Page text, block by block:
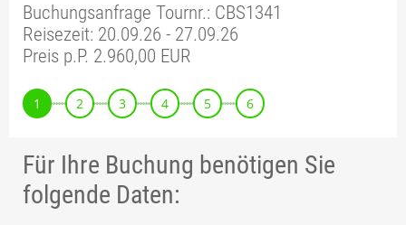
Buchungsanfrage Tournr.: CBS1341
Reisezeit: 20.09.26 - 27.09.26
Preis p.P. 2.960,00 EUR
1 2 3 4 5 6
Für Ihre Buchung benötigen Sie
folgende Daten: